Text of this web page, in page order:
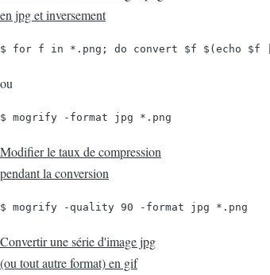
en jpg et inversement
$ for f in *.png; do convert $f $(echo
ou
$ mogrify -format jpg *.png
Modifier le taux de compression
pendant la conversion
$ mogrify -quality 90 -format jpg *.png
Convertir une série d'image jpg
(ou tout autre format) en gif